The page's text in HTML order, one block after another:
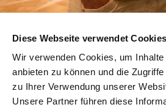
Diese Webseite verwendet Cookies
Wir verwenden Cookies, um
anbieten zu können und die
zu Ihrer Verwendung unserer
Unsere Partner führen diese